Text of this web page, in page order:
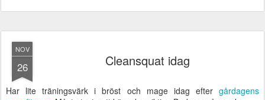
NOV
26 Cleansquat idag
Har lite träningsvärk i bröst och mage idag efter gårdagens